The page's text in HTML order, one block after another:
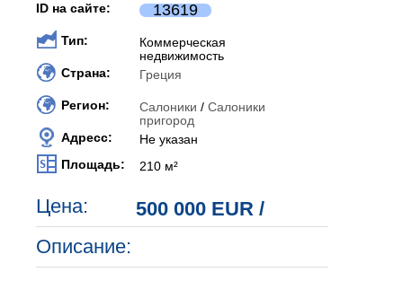
ID на сайте: 13619
Тип:
Коммерческая
недвижимость
Страна:
Греция
Регион: Салоники / Салоники
пригород
Адресс:
Не указан
Площадь:
210 м²
Цена: 500 000 EUR /
Описание: